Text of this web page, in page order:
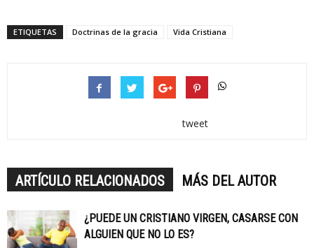
ETIQUETAS Doctrinas de la gracia Vida Cristiana
tweet
ARTÍCULO RELACIONADOS MÁS DEL AUTOR
¿PUEDE UN CRISTIANO VIRGEN, CASARSE CON
ALGUIEN QUE NO LO ES?